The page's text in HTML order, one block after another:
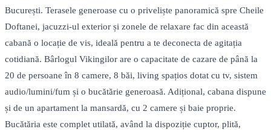
București. Terasele generoase cu o priveliște panoramică spre Cheile
Doftanei, jacuzzi-ul exterior și zonele de relaxare fac din această
cabană o locație de vis, ideală pentru a te deconecta de agitația
cotidiană. Bârlogul Vikingilor are o capacitate de cazare de până la
20 de persoane în 8 camere, 8 băi, living spațios dotat cu tv, sistem
audio/lumini/fum și o bucătărie generoasă. Adițional, cabana dispune
și de un apartament la mansardă, cu 2 camere și baie proprie.
Bucătăria este complet utilată, având la dispoziție cuptor, plită,